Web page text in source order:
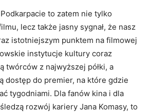
to zatem nie tylko
lecz także jasny sygnał, że nasz
istotniejszym punktem na filmowej
instytucje kultury coraz
twórców z najwyższej półki, a
dostęp do premier, na które gdzie
tygodniami. Dla fanów kina i dla
rozwój kariery Jana Komasy, to